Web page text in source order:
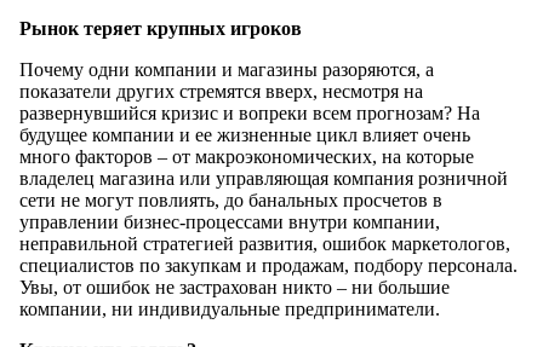
Рынок теряет крупных игроков
Почему одни компании и магазины разоряются, а
показатели других стремятся вверх, несмотря на
развернувшийся кризис и вопреки всем прогнозам? На
будущее компании и ее жизненные цикл влияет очень
много факторов – от макроэкономических, на которые
владелец магазина или управляющая компания розничной
сети не могут повлиять, до банальных просчетов в
управлении бизнес-процессами внутри компании,
неправильной стратегией развития, ошибок маркетологов,
специалистов по закупкам и продажам, подбору персонала.
Увы, от ошибок не застрахован никто – ни большие
компании, ни индивидуальные предприниматели.